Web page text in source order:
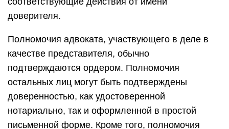
доверителя.
Полномочия адвоката, участвующего в деле в
качестве представителя, обычно
подтверждаются ордером. Полномочия
остальных лиц могут быть подтверждены
доверенностью, как удостоверенной
нотариально, так и оформленной в простой
письменной форме. Кроме того, полномочия